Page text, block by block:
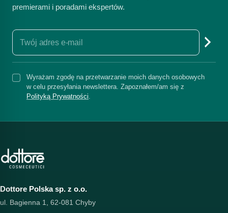
premierami i poradami ekspertów.
Wyrażam zgodę na przetwarzanie moich danych osobowych
w celu przesyłania newslettera. Zapoznałem/am się z
Polityką Prywatności
Dottore Polska sp. z o.o.
ul. Bagienna 1, 62-081 Chyby